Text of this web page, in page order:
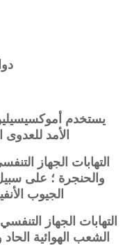
يستخدم
الأمد للعدوى
التهابات الجهاز
والحنجرة ؛ على سبيل
الجيوب
التهابات الجهاز
الشعب الهوائية